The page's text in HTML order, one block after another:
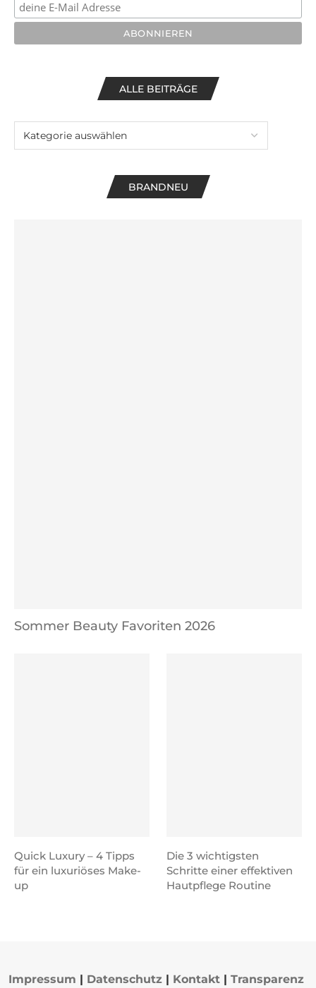
ALLE BEITRÄGE
BRANDNEU
Sommer Beauty Favoriten 2026
Quick Luxury – 4 Tipps
für ein luxuriöses Make-
up
Die 3 wichtigsten
Schritte einer effektiven
Hautpflege Routine
Impressum | Datenschutz | Kontakt | Transparenz